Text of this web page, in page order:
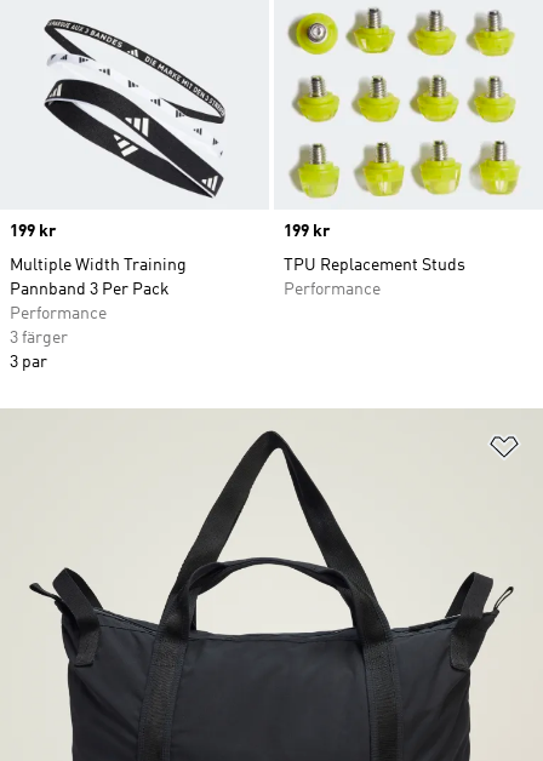
Price
199 kr
Multiple Width Training
Pannband 3 Per Pack
Performance
3 färger
3 par
Price
199 kr
TPU Replacement Studs
Performance